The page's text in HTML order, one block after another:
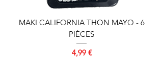
MAKI CALIFORNIA THON MAYO - 6
PIÈCES
Prix
4,99 €